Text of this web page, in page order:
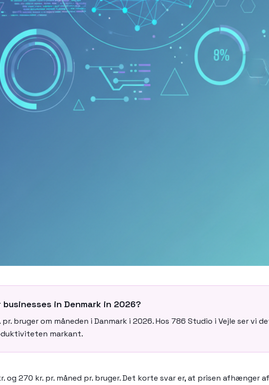
in Denmark in 2026?
bruger om måneden i Danmark i 2026. Hos 786 Studio i Vejle ser vi
markant.
270 kr. pr. måned pr. bruger. Det korte svar er, at prisen afhænger